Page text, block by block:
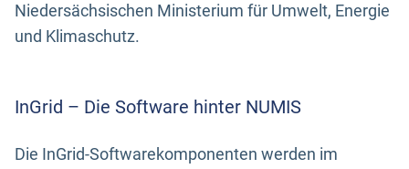
Niedersächsischen Ministerium für Umwelt, Energie
und Klimaschutz.
InGrid – Die Software hinter NUMIS
Die InGrid-Softwarekomponenten werden im